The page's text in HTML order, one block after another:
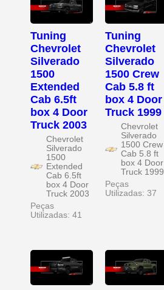
Tuning
Chevrolet
Silverado
1500
Extended
Cab 6.5ft
box 4 Door
Truck 2003
Chevrolet
Silverado
1500
Extended
Cab 6.5ft
box 4 Door
Truck 2003
Peças
Utilizadas: 41
Tuning
Chevrolet
Silverado
1500 Crew
Cab 5.8 ft
box 4 Door
Truck 1999
Chevrolet
Silverado
1500 Crew
Cab 5.8 ft
box 4 Door
Truck 1999
Peças
Utilizadas: 37